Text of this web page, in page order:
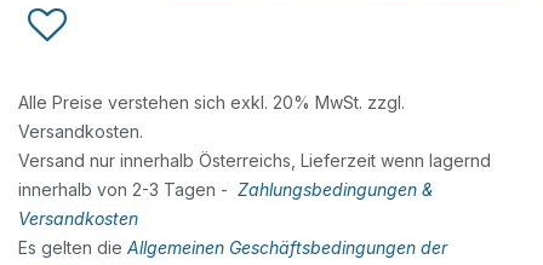
Alle Preise verstehen sich exkl. 20% MwSt. zzgl.
Versandkosten.
Versand nur innerhalb Österreichs, Lieferzeit wenn lagernd
innerhalb von 2-3 Tagen - Zahlungsbedingungen &
Versandkosten
Es gelten die Allgemeinen Geschäftsbedingungen der